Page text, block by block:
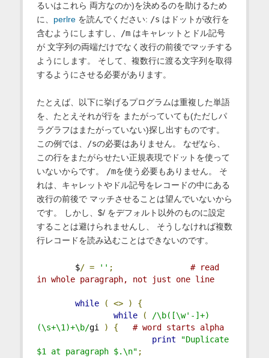
るいはこれら 両方なのか)を決めるのを助けるため
に、 perlreを読んでください: /s はドットが改行を
含むようにしますし、
/mはキャレットとドル記号
が 文字列の両端だけでなく改行の前後でマッチする
ようにします。 そして、複数行に渡る文字列を取得
するようにさせる必要があります。
たとえば、以下に挙げるプログラムは重複した単語
を、たとえそれが行を またがっていても(ただしパ
ラグラフはまたがっていない)探し出すものです。
この例では、
/sの必要はありません。 なぜなら、
この行をまたがらせたい正規表現でドットを使って
いないからです。
/mを使う必要もありません。 そ
れは、キャレットやドル記号をレコードの中にある
改行の前後で マッチさせることは望んでいないから
です。 しかし、$/ をデフォルト以外のものに設定
することは避けられませんし、 そうしなければ複数
行レコードを読み込むことはできないのです。
$/ = '' ;
# read
in whole paragraph, not just one line
while ( <> )
{
while
(
/\b([\w'-]+)
(\s+\1)+\b/gi ) {
# word starts alpha
print
"Duplicate
$1 at paragraph $.\n" ;